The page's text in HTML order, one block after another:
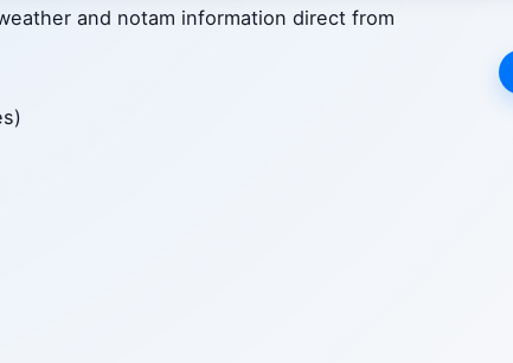
and notam information direct from